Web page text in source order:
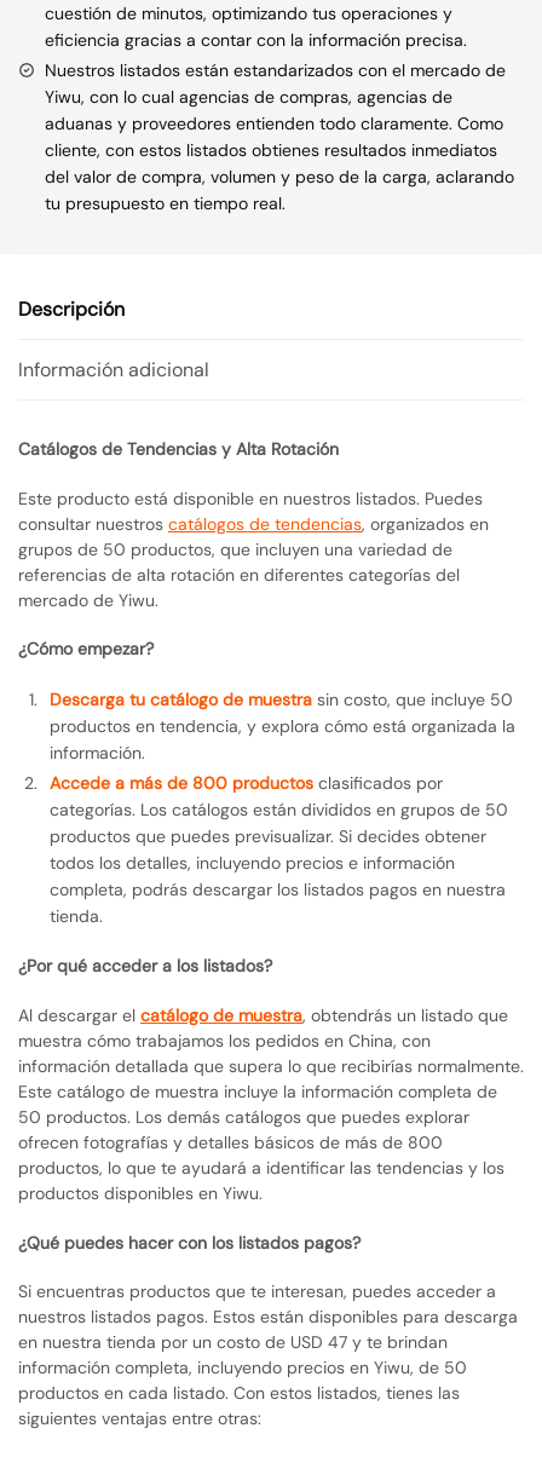
cuestión de minutos, optimizando tus operaciones y
eficiencia gracias a contar con la información precisa.
Nuestros listados están estandarizados con el mercado de
Yiwu, con lo cual agencias de compras, agencias de
aduanas y proveedores entienden todo claramente. Como
cliente, con estos listados obtienes resultados inmediatos
del valor de compra, volumen y peso de la carga, aclarando
tu presupuesto en tiempo real.
Descripción
Información adicional
Catálogos de Tendencias y Alta Rotación
Este producto está disponible en nuestros listados. Puedes
consultar nuestros catálogos de tendencias, organizados en
grupos de 50 productos, que incluyen una variedad de
referencias de alta rotación en diferentes categorías del
mercado de Yiwu.
¿Cómo empezar?
Descarga tu catálogo de muestra sin costo, que incluye 50
productos en tendencia, y explora cómo está organizada la
información.
Accede a más de 800 productos clasificados por
categorías. Los catálogos están divididos en grupos de 50
productos que puedes previsualizar. Si decides obtener
todos los detalles, incluyendo precios e información
completa, podrás descargar los listados pagos en nuestra
tienda.
¿Por qué acceder a los listados?
Al descargar el catálogo de muestra, obtendrás un listado que
muestra cómo trabajamos los pedidos en China, con
información detallada que supera lo que recibirías normalmente.
Este catálogo de muestra incluye la información completa de
50 productos. Los demás catálogos que puedes explorar
ofrecen fotografías y detalles básicos de más de 800
productos, lo que te ayudará a identificar las tendencias y los
productos disponibles en Yiwu.
¿Qué puedes hacer con los listados pagos?
Si encuentras productos que te interesan, puedes acceder a
nuestros listados pagos. Estos están disponibles para descarga
en nuestra tienda por un costo de USD 47 y te brindan
información completa, incluyendo precios en Yiwu, de 50
productos en cada listado. Con estos listados, tienes las
siguientes ventajas entre otras: